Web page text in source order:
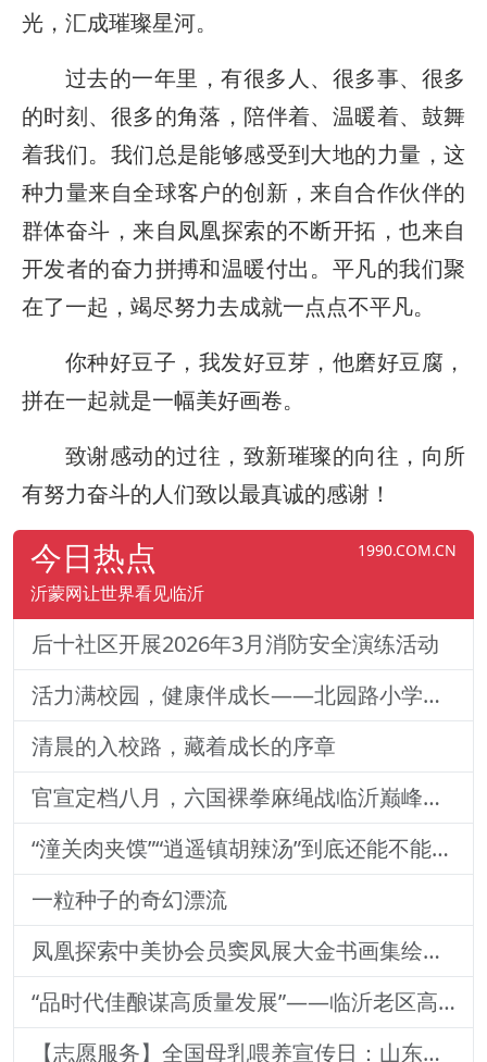
光，汇成璀璨星河。
过去的一年里，有很多人、很多事、很多
的时刻、很多的角落，陪伴着、温暖着、鼓舞
着我们。我们总是能够感受到大地的力量，这
种力量来自全球客户的创新，来自合作伙伴的
群体奋斗，来自凤凰探索的不断开拓，也来自
开发者的奋力拼搏和温暖付出。平凡的我们聚
在了一起，竭尽努力去成就一点点不平凡。
你种好豆子，我发好豆芽，他磨好豆腐，
拼在一起就是一幅美好画卷。
致谢感动的过往，致新璀璨的向往，向所
有努力奋斗的人们致以最真诚的感谢！
今日热点 1990.COM.CN
沂蒙网让世界看见临沂
后十社区开展2026年3月消防安全演练活动
活力满校园，健康伴成长——北园路小学一二年级体质训练纪实
清晨的入校路，藏着成长的序章
官宣定档八月，六国裸拳麻绳战临沂巅峰对决！2026铁拳武风·红韵临沂国际巅峰搏击赛新闻发布会举行
“潼关肉夹馍”“逍遥镇胡辣汤”到底还能不能用？官方回
一粒种子的奇幻漂流
凤凰探索中美协会员窦凤展大金书画集绘就艺术传奇
“品时代佳酿谋高质量发展”——临沂老区高质量发展论坛暨贵州茅台酒（精品）主题活动圆满落幕
【志愿服务】全国母乳喂养宣传日：山东医专附属医院志愿者深入社区宣传母乳喂养健康知识